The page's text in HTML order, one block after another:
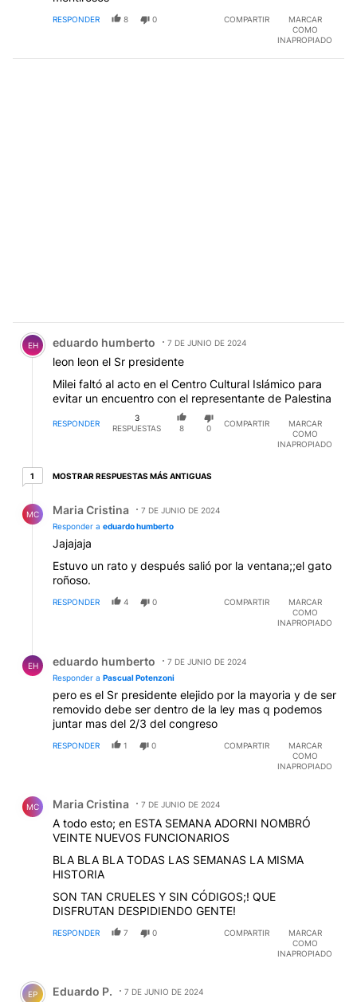
RESPONDER 8 0 COMPARTIR
MARCAR
COMO
INAPROPIADO
Comentario de eduardo humberto.
EH eduardo humberto 7 DE JUNIO DE 2024
leon leon el Sr presidente
Milei faltó al acto en el Centro Cultural Islámico para
evitar un encuentro con el representante de Palestina
RESPONDER
3
RESPUESTAS
8 0
COMPARTIR
MARCAR
COMO
INAPROPIADO
11 respuesta más antiguas
MOSTRAR RESPUESTAS MÁS ANTIGUAS
MC Maria Cristina
7 DE JUNIO DE 2024
Responder a eduardo humberto
Jajajaja
Estuvo un rato y después salió por la ventana;;el gato
roñoso.
RESPONDER 4 0 COMPARTIR
MARCAR
COMO
INAPROPIADO
EH eduardo humberto
7 DE JUNIO DE 2024
Responder a Pascual Potenzoni
pero es el Sr presidente elejido por la mayoria y de ser
removido debe ser dentro de la ley mas q podemos
juntar mas del 2/3 del congreso
RESPONDER 1 0 COMPARTIR
MARCAR
COMO
INAPROPIADO
MC Maria Cristina 7 DE JUNIO DE 2024
A todo esto; en ESTA SEMANA ADORNI NOMBRÓ
VEINTE NUEVOS FUNCIONARIOS
BLA BLA BLA TODAS LAS SEMANAS LA MISMA
HISTORIA
SON TAN CRUELES Y SIN CÓDIGOS;! QUE
DISFRUTAN DESPIDIENDO GENTE!
RESPONDER 7 0 COMPARTIR
MARCAR
COMO
INAPROPIADO
Comentario de Eduardo P..
EP Eduardo P. 7 DE JUNIO DE 2024